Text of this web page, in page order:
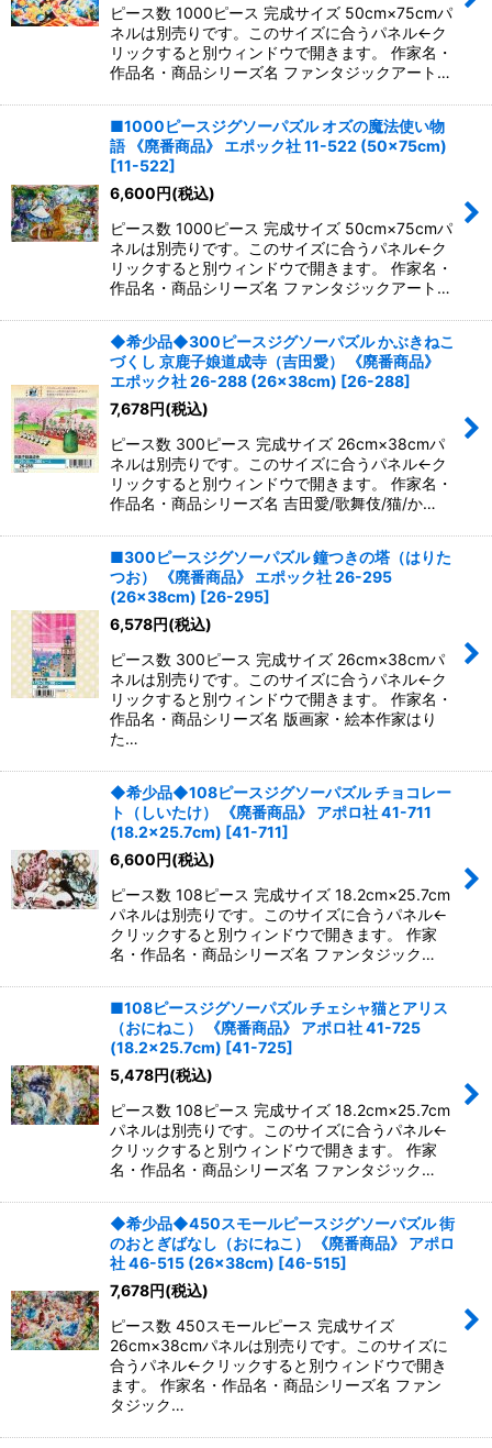
ピース数 1000ピース 完成サイズ 50cm×75cmパ
ネルは別売りです。このサイズに合うパネル←ク
リックすると別ウィンドウで開きます。 作家名・
作品名・商品シリーズ名 ファンタジックアート…
■1000ピースジグソーパズル オズの魔法使い物
語 《廃番商品》 エポック社 11-522 (50×75cm)
[11-522]
6,600円(税込)
ピース数 1000ピース 完成サイズ 50cm×75cmパ
ネルは別売りです。このサイズに合うパネル←ク
リックすると別ウィンドウで開きます。 作家名・
作品名・商品シリーズ名 ファンタジックアート…
◆希少品◆300ピースジグソーパズル かぶきねこ
づくし 京鹿子娘道成寺（吉田愛） 《廃番商品》
エポック社 26-288 (26×38cm) [26-288]
7,678円(税込)
ピース数 300ピース 完成サイズ 26cm×38cmパ
ネルは別売りです。このサイズに合うパネル←ク
リックすると別ウィンドウで開きます。 作家名・
作品名・商品シリーズ名 吉田愛/歌舞伎/猫/か…
■300ピースジグソーパズル 鐘つきの塔（はりた
つお） 《廃番商品》 エポック社 26-295
(26×38cm) [26-295]
6,578円(税込)
ピース数 300ピース 完成サイズ 26cm×38cmパ
ネルは別売りです。このサイズに合うパネル←ク
リックすると別ウィンドウで開きます。 作家名・
作品名・商品シリーズ名 版画家・絵本作家はり
た…
◆希少品◆108ピースジグソーパズル チョコレー
ト（しいたけ） 《廃番商品》 アポロ社 41-711
(18.2×25.7cm) [41-711]
6,600円(税込)
ピース数 108ピース 完成サイズ 18.2cm×25.7cm
パネルは別売りです。このサイズに合うパネル←
クリックすると別ウィンドウで開きます。 作家
名・作品名・商品シリーズ名 ファンタジック…
■108ピースジグソーパズル チェシャ猫とアリス
（おにねこ） 《廃番商品》 アポロ社 41-725
(18.2×25.7cm) [41-725]
5,478円(税込)
ピース数 108ピース 完成サイズ 18.2cm×25.7cm
パネルは別売りです。このサイズに合うパネル←
クリックすると別ウィンドウで開きます。 作家
名・作品名・商品シリーズ名 ファンタジック…
◆希少品◆450スモールピースジグソーパズル 街
のおとぎばなし（おにねこ） 《廃番商品》 アポロ
社 46-515 (26×38cm) [46-515]
7,678円(税込)
ピース数 450スモールピース 完成サイズ
26cm×38cmパネルは別売りです。このサイズに
合うパネル←クリックすると別ウィンドウで開き
ます。 作家名・作品名・商品シリーズ名 ファン
タジック…